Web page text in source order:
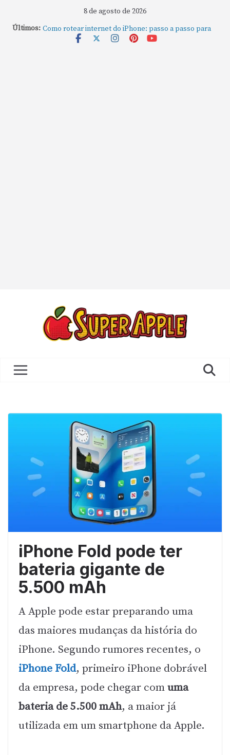
8 de agosto de 2026
Últimos: Como gravar tela do MacBook: passo a passo simples
Como rotear internet do iPhone: passo a passo para
iPhone Fold pode ter
bateria gigante de
5.500 mAh
A Apple pode estar preparando uma
das maiores mudanças da história do
iPhone. Segundo rumores recentes, o
iPhone Fold, primeiro iPhone dobrável
da empresa, pode chegar comuma
bateria de 5.500 mAh, a maior já
utilizada em um smartphone da Apple.